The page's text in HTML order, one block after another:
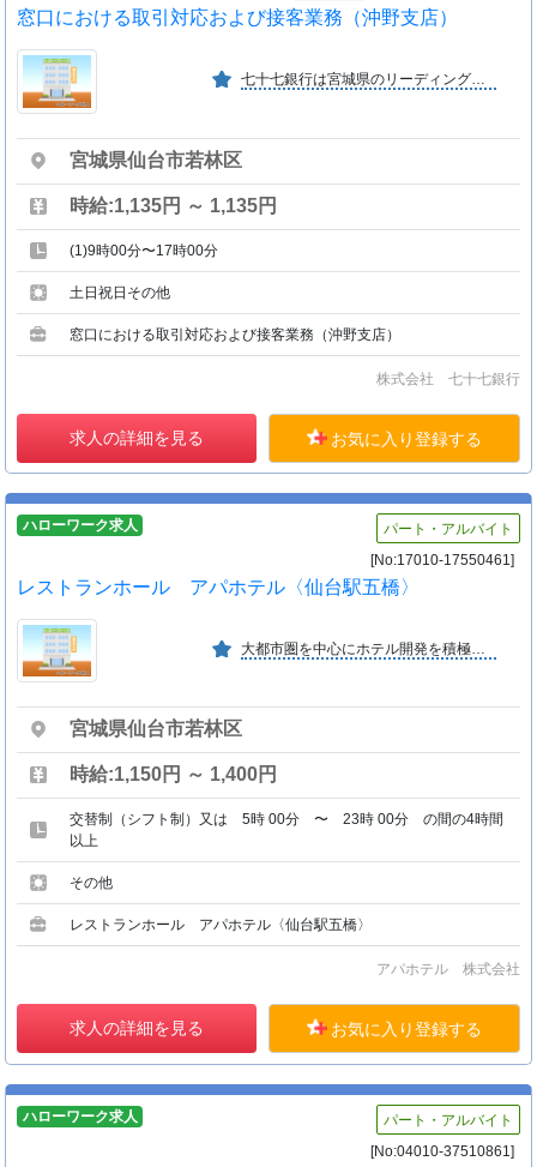
窓口における取引対応および接客業務（沖野支店）
七十七銀行は宮城県のリーディングバンクとして、１８７８年（明治１１年）の創業以来永きにわたり地域の皆さまと共に歩んでいます。
宮城県仙台市若林区
時給:1,135円 ～ 1,135円
(1)9時00分〜17時00分
土日祝日その他
窓口における取引対応および接客業務（沖野支店）
株式会社 七十七銀行
求人の詳細を見る お気に入り登録する
ハローワーク求人
パート・アルバイト
[No:17010-17550461]
レストランホール アパホテル〈仙台駅五橋〉
大都市圏を中心にホテル開発を積極的に行い、続々と新規ホテルの開業を実現しています。意欲とやるきがあれば、誰でもチャンスが与えられる会社です。
宮城県仙台市若林区
時給:1,150円 ～ 1,400円
交替制（シフト制）又は 5時 00分 〜 23時 00分 の間の4時間
以上
その他
レストランホール アパホテル〈仙台駅五橋〉
アパホテル 株式会社
求人の詳細を見る お気に入り登録する
ハローワーク求人
パート・アルバイト
[No:04010-37510861]